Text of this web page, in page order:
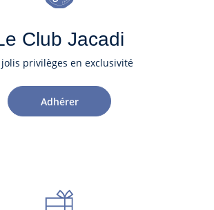
Club Jacadi
jolis privilèges en exclusivité
Adhérer